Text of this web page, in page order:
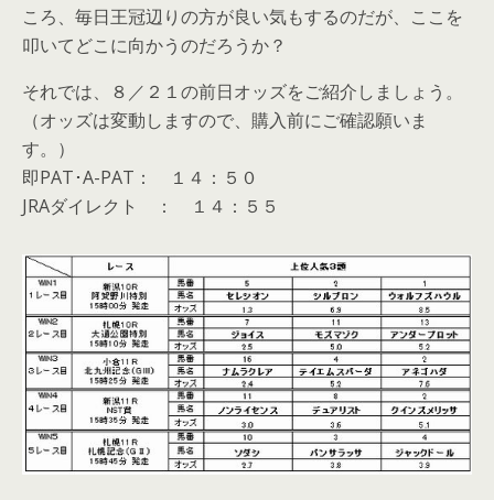
ころ、毎日王冠辺りの方が良い気もするのだが、ここを
叩いてどこに向かうのだろうか？
それでは、８／２１の前日オッズをご紹介しましょう。
（オッズは変動しますので、購入前にご確認願いま
す。）
即PAT･A-PAT： １４：５０
JRAダイレクト ： １４：５５